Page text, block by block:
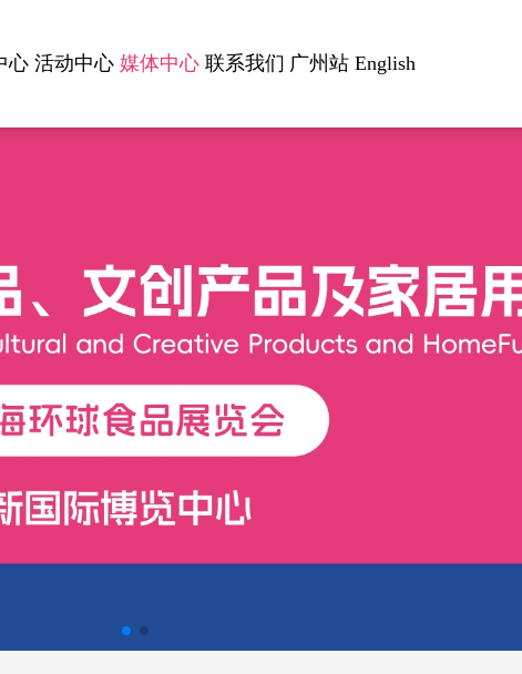
心 活动中心 媒体中心 联系我们 广州站 English